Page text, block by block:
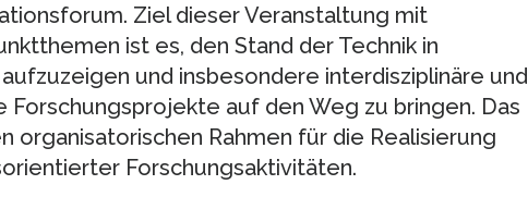
Ziel dieser Veranstaltung mit
ist es, den Stand der Technik in
und insbesondere interdisziplinäre und
auf den Weg zu bringen. Das
organisatorischen Rahmen für die Realisierung
Forschungsaktivitäten.